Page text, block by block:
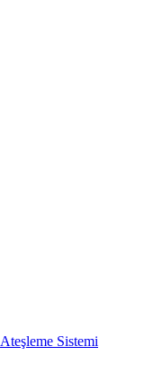
Posted
Ateşleme Sistemi